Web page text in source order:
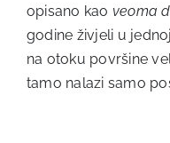
opisano kao veoma
godine živjeli u
na otoku površine
tamo nalazi samo